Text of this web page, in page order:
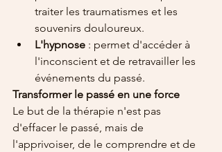
traiter les traumatismes et les
souvenirs douloureux.
L'hypnose : permet d'accéder à
l'inconscient et de retravailler les
événements du passé.
Transformer le passé en une force
Le but de la thérapie n'est pas
d'effacer le passé, mais de
l'apprivoiser, de le comprendre et de